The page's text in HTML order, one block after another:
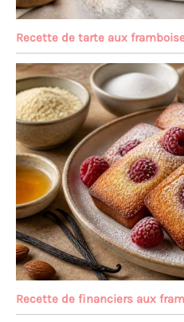
Recette de tarte aux
Recette de financiers aux